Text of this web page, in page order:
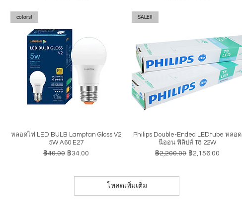
ดูข้อมูลด่วน
colors!
หลอดไฟ LED BULB Lamptan Gloss V2
5W A60 E27
ราคาปกติ
฿40.00 ราคาขายลด
฿34.00
ดูข้อมูลด่วน
SALE!!
Philips Double-Ended LEDtube หลอด
นีออน ฟิลิปส์ T8 22W
ราคาปกติ
฿2,200.00 ราคาขายลด
฿2,156.00
โหลดเพิ่มเติม